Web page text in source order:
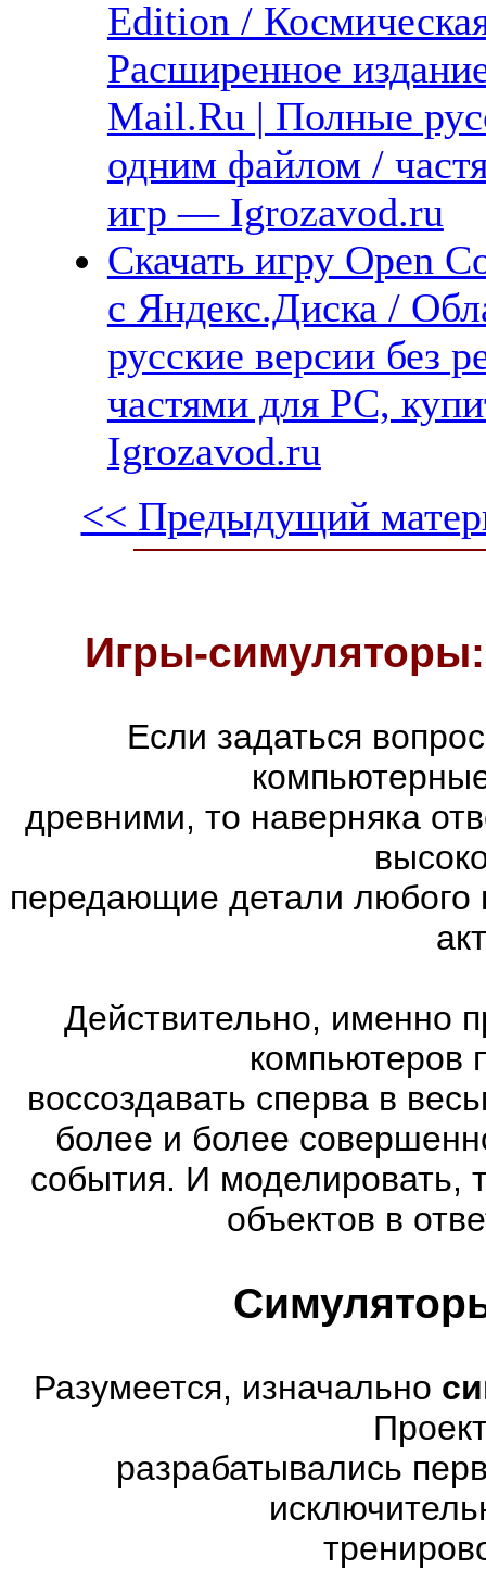
Edition /
Расширенное
Mail.Ru | Полные
одним файлом /
игр — Igrozavod.ru
Скачать игру Open
с Яндекс.Диска /
русские версии без
частями для PC,
Igrozavod.ru
<< Предыдущий
Игры-
Если задаться
древними, то наверняка
передающие детали любого
Действительно, именно
компьютеров
воссоздавать сперва в
более и более
события. И моделировать,
объектов в
Разумеется, изначально
разрабатывались